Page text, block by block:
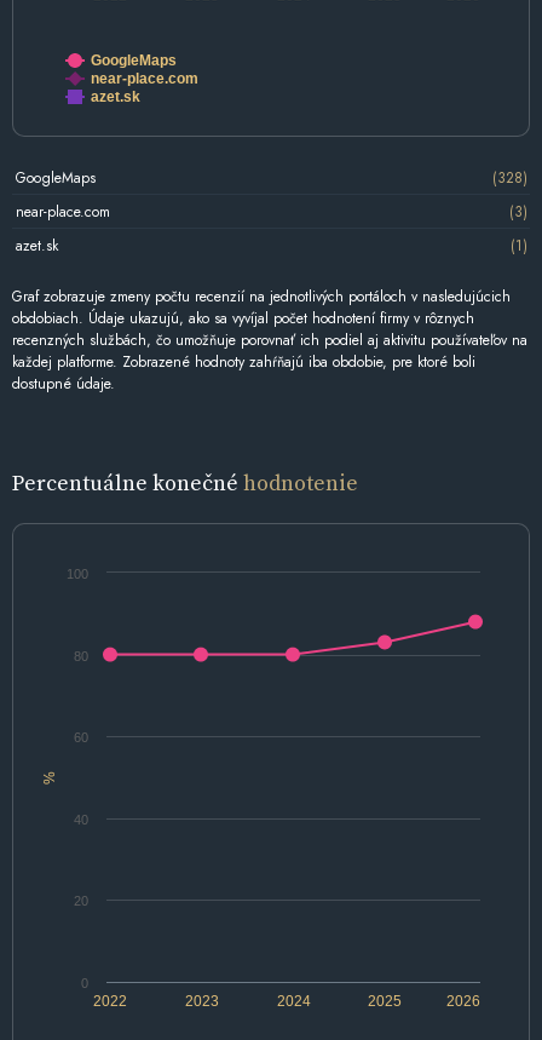
GoogleMaps
near-place.com
azet.sk
GoogleMaps
(328)
near-place.com
(3)
azet.sk
(1)
Graf zobrazuje zmeny počtu recenzií na jednotlivých portáloch v nasledujúcich
obdobiach. Údaje ukazujú, ako sa vyvíjal počet hodnotení firmy v rôznych
recenzných službách, čo umožňuje porovnať ich podiel aj aktivitu používateľov na
každej platforme. Zobrazené hodnoty zahŕňajú iba obdobie, pre ktoré boli
dostupné údaje.
Percentuálne konečné hodnotenie
%
2022 2024 2026
2023 2025
0
20
40
60
80
100